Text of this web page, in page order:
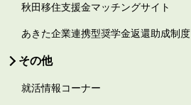
秋田移住支援金マッチングサイト
あきた企業連携型奨学金返還助成制度
その他
就活情報コーナー